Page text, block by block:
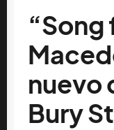
“Song
nuevo
Bury